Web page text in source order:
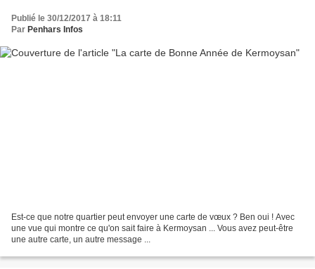
Publié le 30/12/2017 à 18:11
Par Penhars Infos
Est-ce que notre quartier peut envoyer une carte de vœux ? Ben oui ! Avec
une vue qui montre ce qu'on sait faire à Kermoysan ... Vous avez peut-être
une autre carte, un autre message ...